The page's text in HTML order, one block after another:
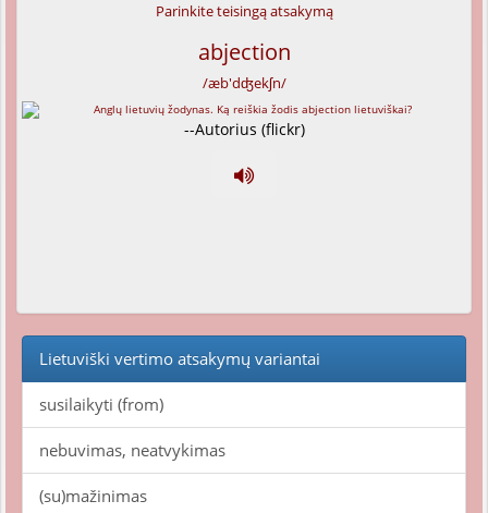
Parinkite teisingą atsakymą
abjection
/æb'dʤekʃn/
--Autorius (flickr)
Lietuviški vertimo atsakymų variantai
susilaikyti (from)
nebuvimas, neatvykimas
(su)mažinimas